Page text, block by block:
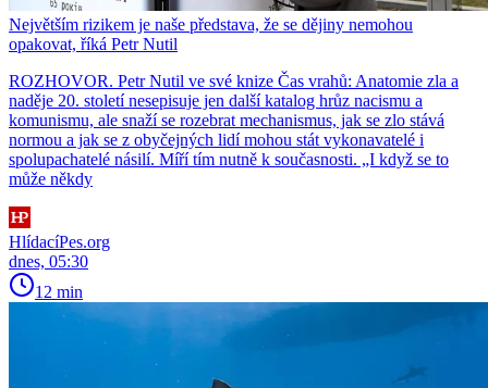
Největším rizikem je naše představa, že se dějiny nemohou
opakovat, říká Petr Nutil
ROZHOVOR. Petr Nutil ve své knize Čas vrahů: Anatomie zla a
naděje 20. století nesepisuje jen další katalog hrůz nacismu a
komunismu, ale snaží se rozebrat mechanismus, jak se zlo stává
normou a jak se z obyčejných lidí mohou stát vykonavatelé i
spolupachatelé násilí. Míří tím nutně k současnosti. „I když se to
může někdy
HlídacíPes.org
dnes, 05:30
12 min